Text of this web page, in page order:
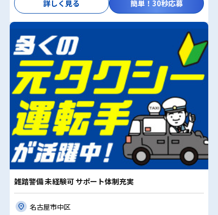
詳しく見る 簡単！30秒応募
雑踏警備 未経験可 サポート体制充実
名古屋市中区